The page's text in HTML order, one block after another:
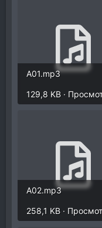
A01.mp3
A02.mp3